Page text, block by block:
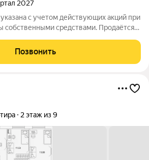
2027
с учетом действующих акций при
собственными средствами. Продаётся
находится в 9 этажном доме, в
Позвонить
2 этаж из 9